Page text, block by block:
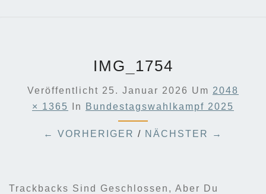
IMG_1754
Veröffentlicht 25. Januar 2026 Um 2048
× 1365
In Bundestagswahlkampf 2025
← VORHERIGER / NÄCHSTER →
Trackbacks Sind Geschlossen, Aber Du